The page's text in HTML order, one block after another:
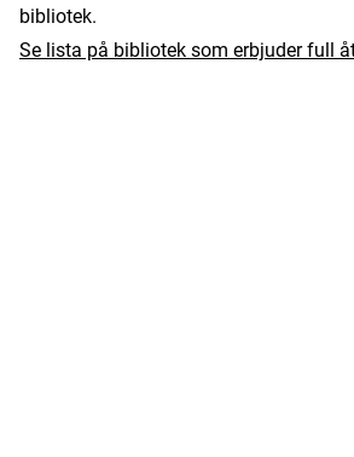
bibliotek.
Se lista på bibliotek som erbjuder full